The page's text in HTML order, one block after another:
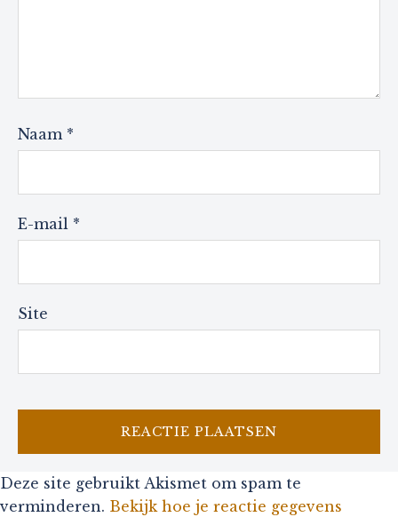
Naam *
E-mail *
Site
Deze site gebruikt Akismet om spam te
verminderen. Bekijk hoe je reactie gegevens